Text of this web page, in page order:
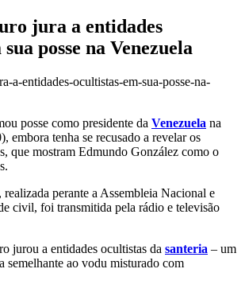
jura a entidades
posse na Venezuela
posse como presidente da Venezuela na
embora tenha se recusado a revelar os
que mostram Edmundo González como o
realizada perante a Assembleia Nacional e
civil, foi transmitida pela rádio e televisão
jurou a entidades ocultistas da santeria – um
semelhante ao vodu misturado com